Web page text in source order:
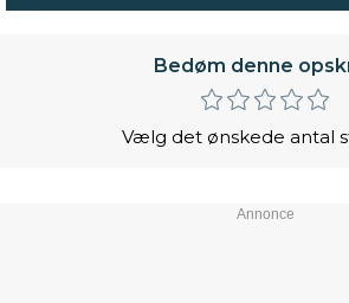
Bedøm denne
Vælg det ønskede antal